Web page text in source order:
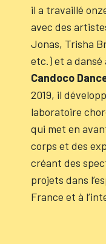
il a travaillé
avec des
Jonas, Trisha
etc.) et a dansé
Candoco
2019, il
laboratoire
qui met en
corps et des
créant des
projets dans
France et à